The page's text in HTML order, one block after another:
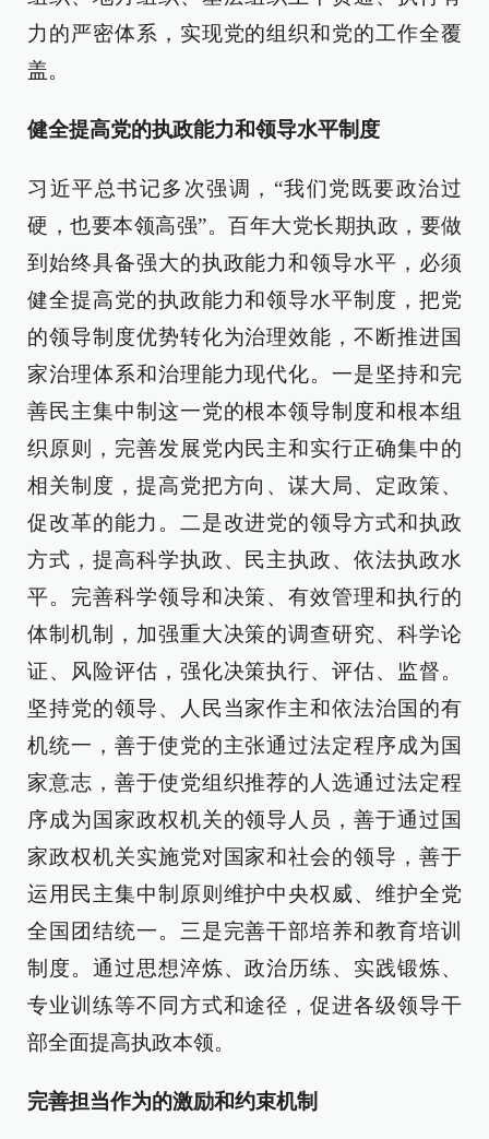
力的严密体系，实现党的组织和党的工作全覆
盖。
健全提高党的执政能力和领导水平制度
习近平总书记多次强调，“我们党既要政治过
硬，也要本领高强”。百年大党长期执政，要做
到始终具备强大的执政能力和领导水平，必须
健全提高党的执政能力和领导水平制度，把党
的领导制度优势转化为治理效能，不断推进国
家治理体系和治理能力现代化。一是坚持和完
善民主集中制这一党的根本领导制度和根本组
织原则，完善发展党内民主和实行正确集中的
相关制度，提高党把方向、谋大局、定政策、
促改革的能力。二是改进党的领导方式和执政
方式，提高科学执政、民主执政、依法执政水
平。完善科学领导和决策、有效管理和执行的
体制机制，加强重大决策的调查研究、科学论
证、风险评估，强化决策执行、评估、监督。
坚持党的领导、人民当家作主和依法治国的有
机统一，善于使党的主张通过法定程序成为国
家意志，善于使党组织推荐的人选通过法定程
序成为国家政权机关的领导人员，善于通过国
家政权机关实施党对国家和社会的领导，善于
运用民主集中制原则维护中央权威、维护全党
全国团结统一。三是完善干部培养和教育培训
制度。通过思想淬炼、政治历练、实践锻炼、
专业训练等不同方式和途径，促进各级领导干
部全面提高执政本领。
完善担当作为的激励和约束机制